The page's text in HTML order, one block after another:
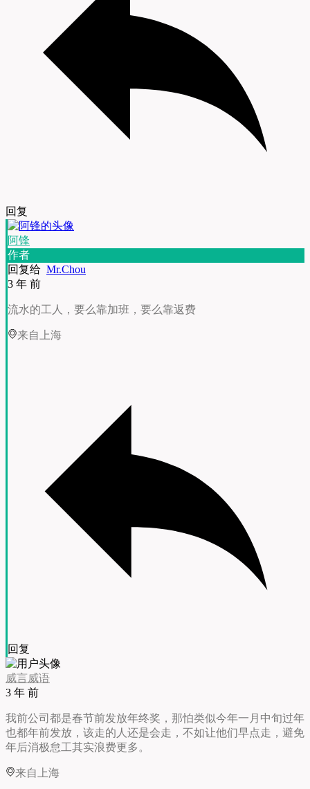
回复
阿锋
作者
回复给 Mr.Chou
3 年 前
流水的工人，要么靠加班，要么靠返费
来自上海
回复
威言威语
3 年 前
我前公司都是春节前发放年终奖，那怕类似今年一月中旬过年
也都年前发放，该走的人还是会走，不如让他们早点走，避免
年后消极怠工其实浪费更多。
来自上海